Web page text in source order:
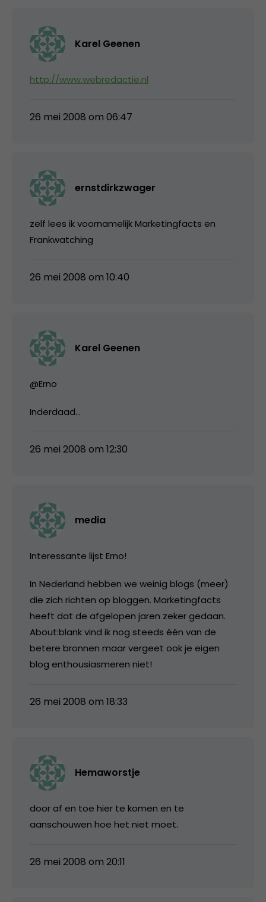
Karel Geenen
http://www.webredactie.nl
26 mei 2008 om 06:47
ernstdirkzwager
zelf lees ik voornamelijk Marketingfacts en
Frankwatching
26 mei 2008 om 10:40
Karel Geenen
@Erno
Inderdaad…
26 mei 2008 om 12:30
media
Interessante lijst Erno!
In Nederland hebben we weinig blogs (meer)
die zich richten op bloggen. Marketingfacts
heeft dat de afgelopen jaren zeker gedaan.
About:blank vind ik nog steeds één van de
betere bronnen maar vergeet ook je eigen
blog enthousiasmeren niet!
26 mei 2008 om 18:33
Hemaworstje
door af en toe hier te komen en te
aanschouwen hoe het niet moet.
26 mei 2008 om 20:11